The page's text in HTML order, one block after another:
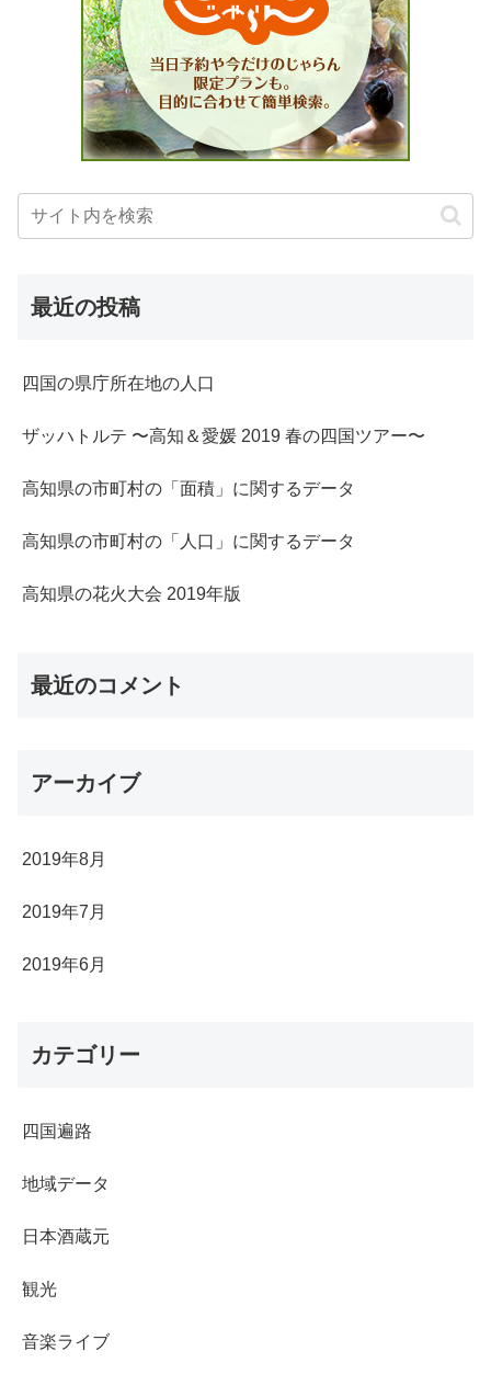
最近の投稿
四国の県庁所在地の人口
ザッハトルテ 〜高知＆愛媛 2019 春の四国ツアー〜
高知県の市町村の「面積」に関するデータ
高知県の市町村の「人口」に関するデータ
高知県の花火大会 2019年版
最近のコメント
アーカイブ
2019年8月
2019年7月
2019年6月
カテゴリー
四国遍路
地域データ
日本酒蔵元
観光
音楽ライブ